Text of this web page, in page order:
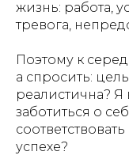
жизнь: работа,
тревога,
Поэтому к
а спросить:
реалистична?
заботиться о
успехе?